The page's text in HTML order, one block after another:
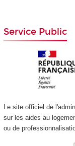
Service Public
Le site officiel de
sur les aides au
ou de